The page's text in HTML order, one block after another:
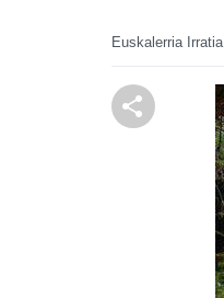
Euskalerria Irratia